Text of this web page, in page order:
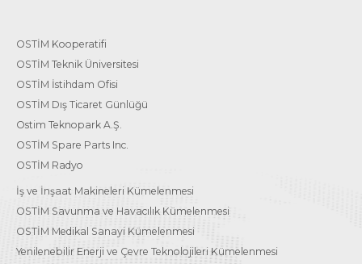
OSTİM Kooperatifi
OSTİM Teknik Üniversitesi
OSTİM İstihdam Ofisi
OSTİM Dış Ticaret Günlüğü
Ostim Teknopark A.Ş.
OSTİM Spare Parts Inc.
OSTİM Radyo
İş ve İnşaat Makineleri Kümelenmesi
OSTİM Savunma ve Havacılık Kümelenmesi
OSTİM Medikal Sanayi Kümelenmesi
Yenilenebilir Enerji ve Çevre Teknolojileri Kümelenmesi